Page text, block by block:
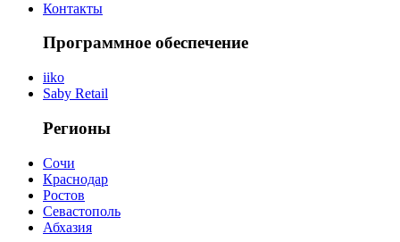
Контакты
Программное обеспечение
iiko
Saby Retail
Регионы
Сочи
Краснодар
Ростов
Севастополь
Абхазия